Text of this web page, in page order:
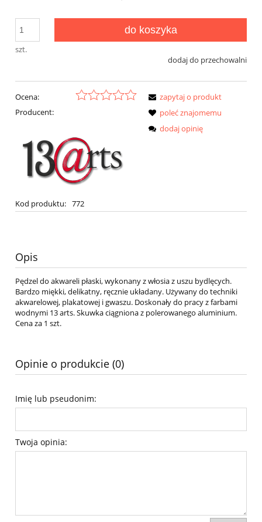
szt.
do koszyka
dodaj do przechowalni
Ocena:
Producent:
Kod produktu: 772
zapytaj o produkt
poleć znajomemu
dodaj opinię
Opis
Pędzel do akwareli płaski, wykonany z włosia z uszu bydlęcych.
Bardzo miękki, delikatny, ręcznie układany. Używany do techniki
akwarelowej, plakatowej i gwaszu. Doskonały do pracy z farbami
wodnymi 13 arts. Skuwka ciągniona z polerowanego aluminium.
Cena za 1 szt.
Opinie o produkcie (0)
Imię lub pseudonim:
Twoja opinia: